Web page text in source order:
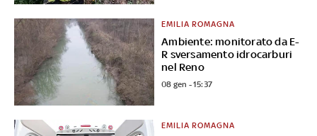
Ambiente: monitorato da E-
R sversamento idrocarburi
nel Reno
EMILIA ROMAGNA
08 gen - 15:37
EMILIA ROMAGNA